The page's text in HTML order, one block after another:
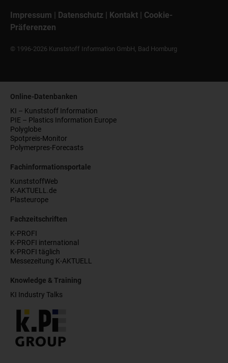
Impressum | Datenschutz | Kontakt | Cookie-
Präferenzen
© 1996-2026 Kunststoff Information GmbH, Bad Homburg
Online-Datenbanken
KI – Kunststoff Information
PIE – Plastics Information Europe
Polyglobe
Spotpreis-Monitor
Polymerpres-Forecasts
Fachinformationsportale
KunststoffWeb
K-AKTUELL.de
Plasteurope
Fachzeitschriften
K-PROFI
K-PROFI international
K-PROFI täglich
Messezeitung K-AKTUELL
Knowledge & Training
KI Industry Talks